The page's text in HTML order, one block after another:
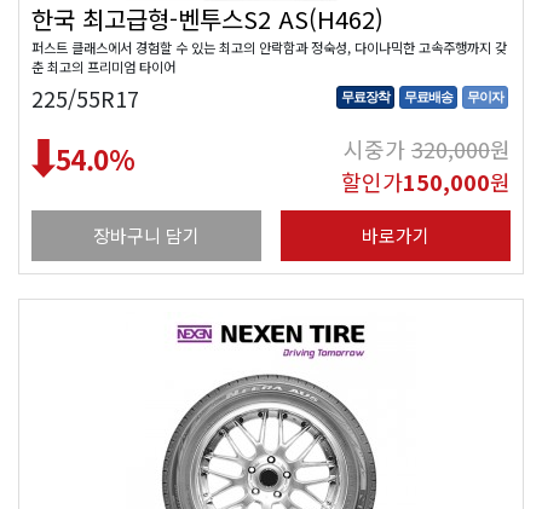
한국 최고급형-벤투스S2 AS(H462)
퍼스트 클래스에서 경험할 수 있는 최고의 안락함과 정숙성, 다이나믹한 고속주행까지 갖
춘 최고의 프리미엄 타이어
225/55R17 무료장착 무료배송 무이자
54.0% 시중가320,000원
할인가150,000원
장바구니 담기 바로가기